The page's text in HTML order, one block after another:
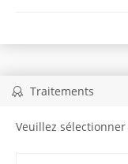
Traitements
Veuillez